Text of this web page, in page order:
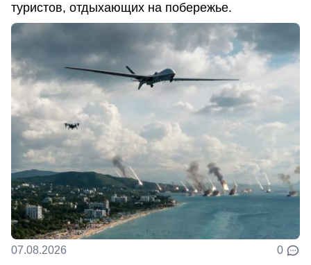
туристов, отдыхающих на побережье.
07.08.2026 0